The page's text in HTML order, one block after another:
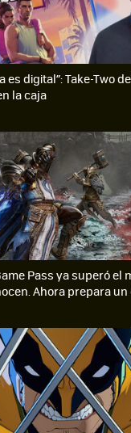
es digital”: Take-Two
la caja
Pass ya superó
Ahora prepara